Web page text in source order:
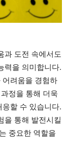
과 도전 속에서도
력을 의미합니다.
려움을 경험하
정을 통해 더욱
할 수 있습니다.
을 통해 발전시킬
중요한 역할을